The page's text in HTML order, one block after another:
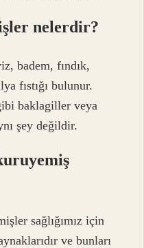
nelerdir?
badem, fındık,
fıstığı bulunur.
baklagiller veya
şey değildir.
sağlığımız için
ve bunları